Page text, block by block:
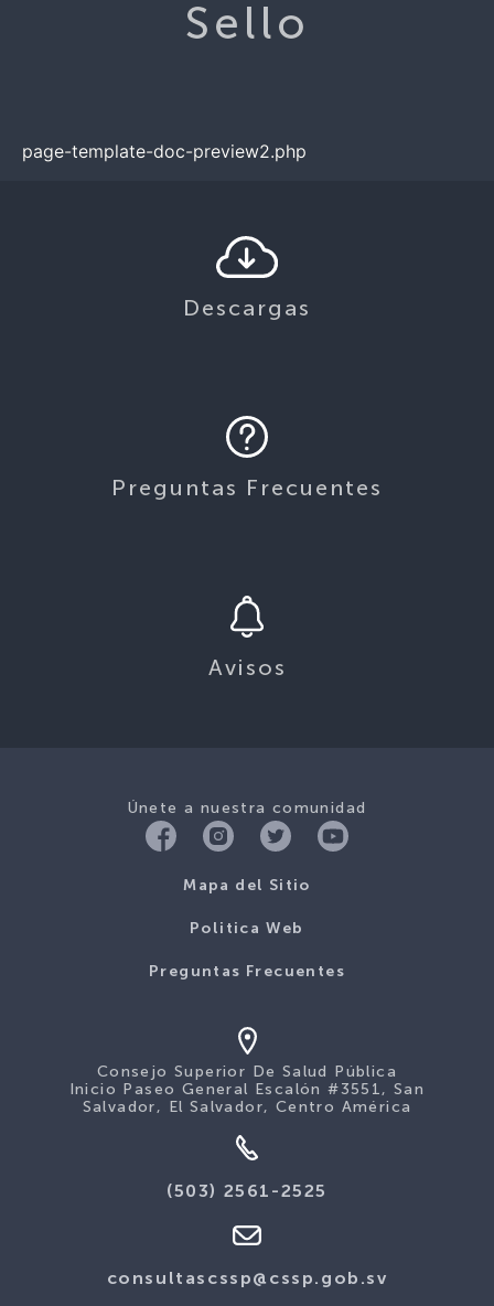
Sello
page-template-doc-preview2.php
Descargas
Preguntas Frecuentes
Avisos
Únete a nuestra comunidad
Mapa del Sitio
Politica Web
Preguntas Frecuentes
Consejo Superior De Salud Pública
Inicio Paseo General Escalón #3551, San
Salvador, El Salvador, Centro América
(503) 2561-2525
consultascssp@cssp.gob.sv